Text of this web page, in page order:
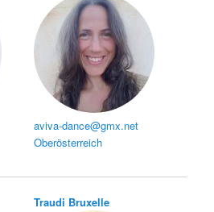
aviva-dance@gmx.net
Oberösterreich
Traudi Bruxelle